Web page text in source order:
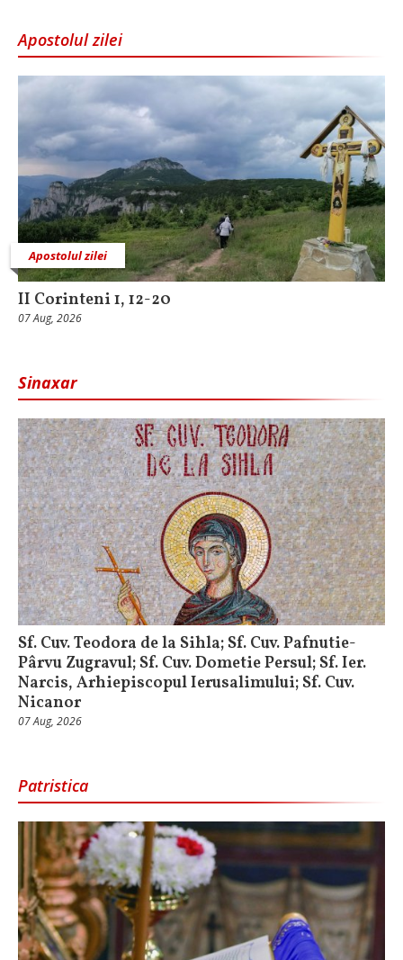
Apostolul zilei
Apostolul zilei
II Corinteni 1, 12-20
07 Aug, 2026
Sinaxar
Sf. Cuv. Teodora de la Sihla; Sf. Cuv. Pafnutie-
Pârvu Zugravul; Sf. Cuv. Dometie Persul; Sf. Ier.
Narcis, Arhiepiscopul Ierusalimului; Sf. Cuv.
Nicanor
07 Aug, 2026
Patristica